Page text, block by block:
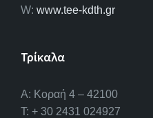
W: www.tee-kdth.gr
Τρίκαλα
Α: Κοραή 4 – 42100
T: + 30 2431 024927